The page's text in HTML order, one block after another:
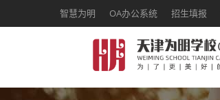
智慧为明 OA办公系统 招生填报